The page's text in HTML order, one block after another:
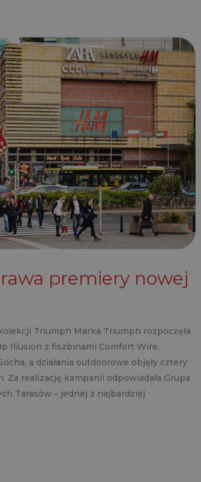
premiery nowej
Triumph Marka Triumph rozpoczęła
Illusion z fiszbinami Comfort Wire.
a działania outdoorowe objęły cztery
realizację kampanii odpowiadała Grupa
Tarasów – jednej z najbardziej